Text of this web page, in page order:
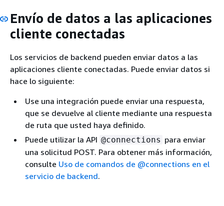
Envío de datos a las aplicaciones
cliente conectadas
Los servicios de backend pueden enviar datos a las
aplicaciones cliente conectadas. Puede enviar datos si
hace lo siguiente:
Use una integración puede enviar una respuesta,
que se devuelve al cliente mediante una respuesta
de ruta que usted haya definido.
Puede utilizar la API @connections para enviar
una solicitud POST. Para obtener más información,
consulte Uso de comandos de @connections en el
servicio de backend.